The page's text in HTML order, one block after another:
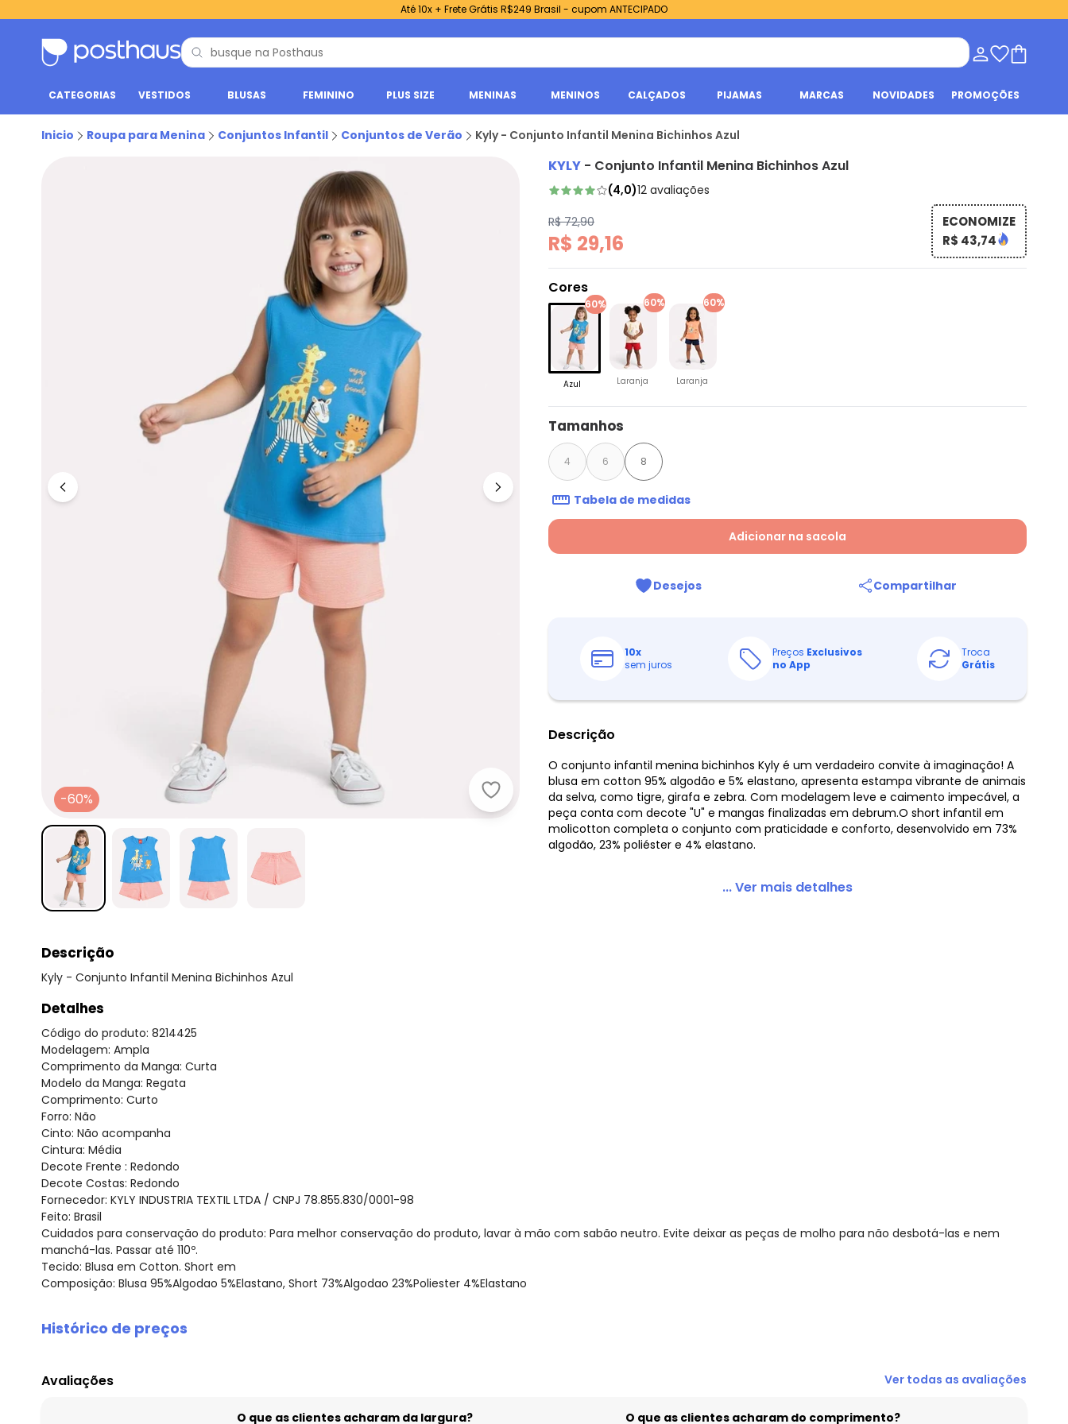
Até 10x + Frete Grátis R$249 Brasil - cupom ANTECIPADO
CATEGORIAS VESTIDOS BLUSAS FEMININO PLUS SIZE MENINAS MENINOS CALÇADOS PIJAMAS MARCAS NOVIDADES PROMOÇÕES
Inicio Roupa para Menina Conjuntos Infantil Conjuntos de Verão Kyly - Conjunto Infantil Menina Bichinhos Azul
Kyly - Conjunto Infantil Menina Bichinhos Azul
-60%
KYLY - Conjunto Infantil Menina Bichinhos Azul
(4,0)12 avaliações
R$ 72,90
R$ 29,16
ECONOMIZE
R$ 43,74
Cores
60%
Azul
60%
Laranja
60%
Laranja
Tamanhos
4 6 8
Tabela de medidas
Adicionar na sacola
Desejos Compartilhar
10x
sem juros
Preços Exclusivos
no App
Troca
Grátis
Descrição
O conjunto infantil menina bichinhos Kyly é um verdadeiro convite à imaginação! A
blusa em cotton 95% algodão e 5% elastano, apresenta estampa vibrante de animais
da selva, como tigre, girafa e zebra. Com modelagem leve e caimento impecável, a
peça conta com decote "U" e mangas finalizadas em debrum.O short infantil em
molicotton completa o conjunto com praticidade e conforto, desenvolvido em 73%
algodão, 23% poliéster e 4% elastano.
... Ver mais detalhes
Descrição
Kyly - Conjunto Infantil Menina Bichinhos Azul
Detalhes
Código do produto: 8214425
Modelagem: Ampla
Comprimento da Manga: Curta
Modelo da Manga: Regata
Comprimento: Curto
Forro: Não
Cinto: Não acompanha
Cintura: Média
Decote Frente : Redondo
Decote Costas: Redondo
Fornecedor: KYLY INDUSTRIA TEXTIL LTDA / CNPJ 78.855.830/0001-98
Feito: Brasil
Cuidados para conservação do produto: Para melhor conservação do produto, lavar à mão com sabão neutro. Evite deixar as peças de molho para não desbotá-las e nem
manchá-las. Passar até 110º.
Tecido: Blusa em Cotton. Short em
Composição: Blusa 95%Algodao 5%Elastano, Short 73%Algodao 23%Poliester 4%Elastano
Histórico de preços
agosto/2026
N/D*
Avaliações Ver todas as avaliações
O que as clientes acharam da largura?
O que as clientes acharam do comprimento?